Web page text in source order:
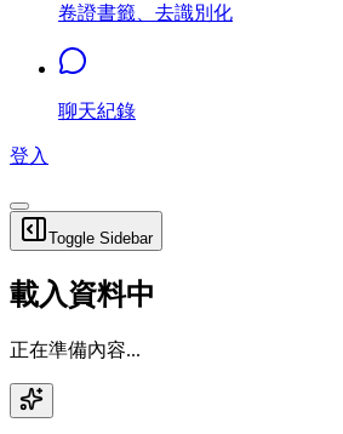
卷證書籤、去識別化
聊天紀錄
登入
Toggle Sidebar
載入資料中
正在準備內容...